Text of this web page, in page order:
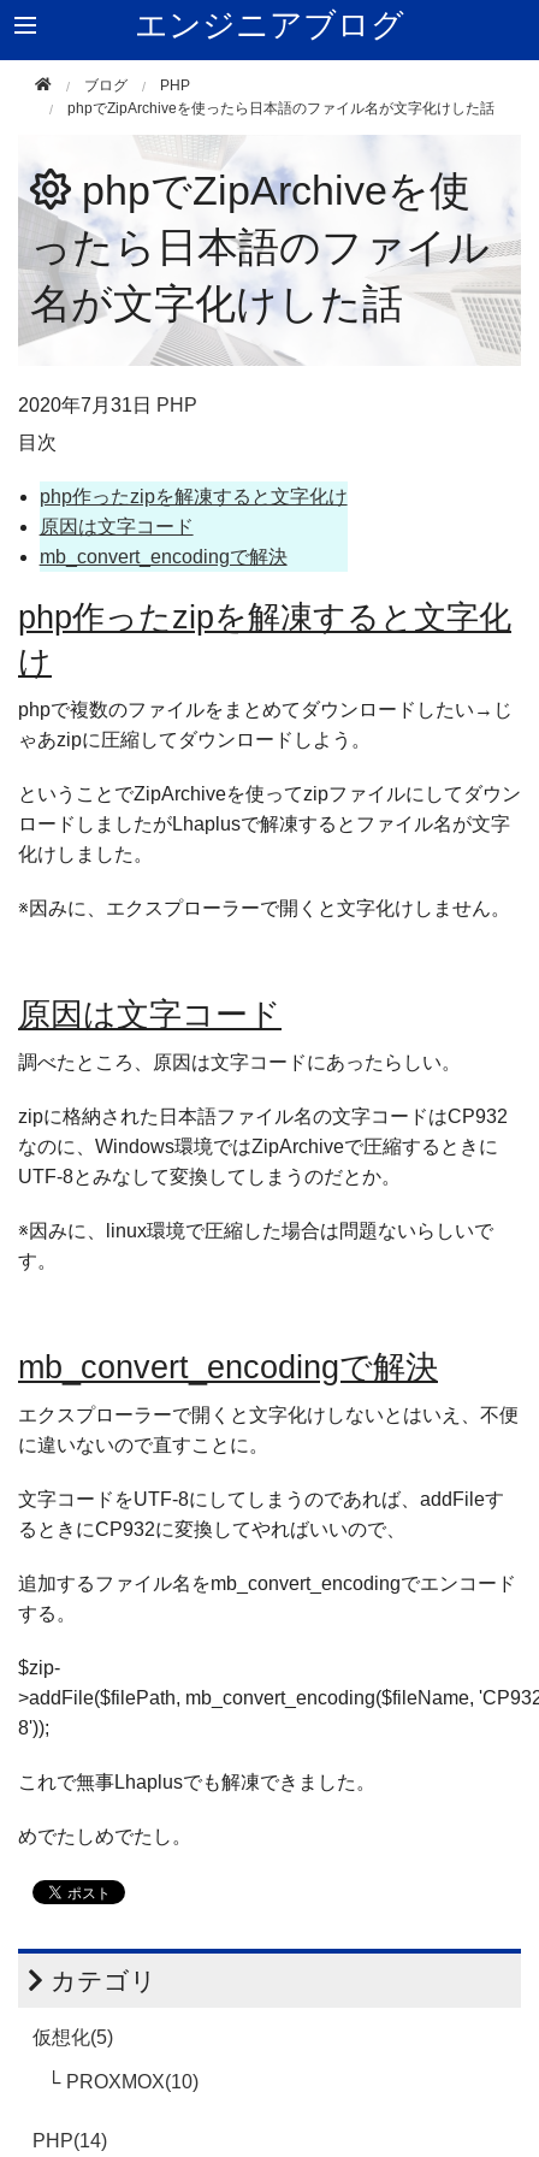
エンジニアブログ
ブログ
PHP
phpでZipArchiveを使ったら日本語のファイル名が文字化けした話
phpでZipArchiveを使
ったら日本語のファイル
名が文字化けした話
2020年7月31日 PHP
目次
php作ったzipを解凍すると文字化け
原因は文字コード
mb_convert_encodingで解決
php作ったzipを解凍すると文字化
け
phpで複数のファイルをまとめてダウンロードしたい→じ
ゃあzipに圧縮してダウンロードしよう。
ということでZipArchiveを使ってzipファイルにしてダウン
ロードしましたがLhaplusで解凍するとファイル名が文字
化けしました。
※因みに、エクスプローラーで開くと文字化けしません。
原因は文字コード
調べたところ、原因は文字コードにあったらしい。
zipに格納された日本語ファイル名の文字コードはCP932
なのに、Windows環境ではZipArchiveで圧縮するときに
UTF-8とみなして変換してしまうのだとか。
※因みに、linux環境で圧縮した場合は問題ないらしいで
す。
mb_convert_encodingで解決
エクスプローラーで開くと文字化けしないとはいえ、不便
に違いないので直すことに。
文字コードをUTF-8にしてしまうのであれば、addFileす
るときにCP932に変換してやればいいので、
追加するファイル名をmb_convert_encodingでエンコード
する。
$zip-
>addFile($filePath, mb_convert_encoding($fileName,
8'));
これで無事Lhaplusでも解凍できました。
めでたしめでたし。
カテゴリ
仮想化(5)
PROXMOX(10)
PHP(14)